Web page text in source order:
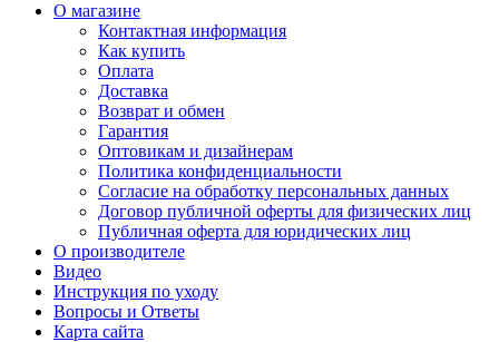
О магазине
Контактная информация
Как купить
Оплата
Доставка
Возврат и обмен
Гарантия
Оптовикам и дизайнерам
Политика конфиденциальности
Согласие на обработку персональных данных
Договор публичной оферты для физических лиц
Публичная оферта для юридических лиц
О производителе
Видео
Инструкция по уходу
Вопросы и Ответы
Карта сайта